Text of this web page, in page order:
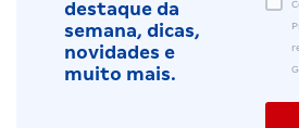
destaque da
semana, dicas,
novidades e
muito mais.